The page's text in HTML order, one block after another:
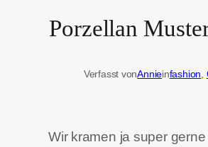
Porzellan
Verfasst vonAnnieinfashion
Wir kramen ja super